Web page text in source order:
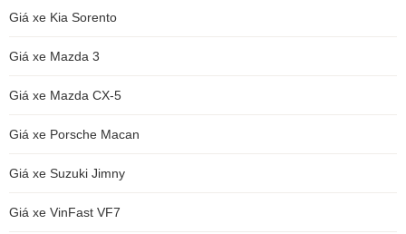
Giá xe Kia Sorento
Giá xe Mazda 3
Giá xe Mazda CX-5
Giá xe Porsche Macan
Giá xe Suzuki Jimny
Giá xe VinFast VF7